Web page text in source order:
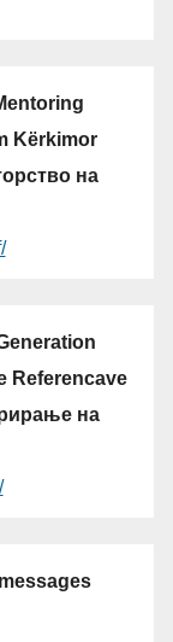
Kërkimor
на
Referencave
на